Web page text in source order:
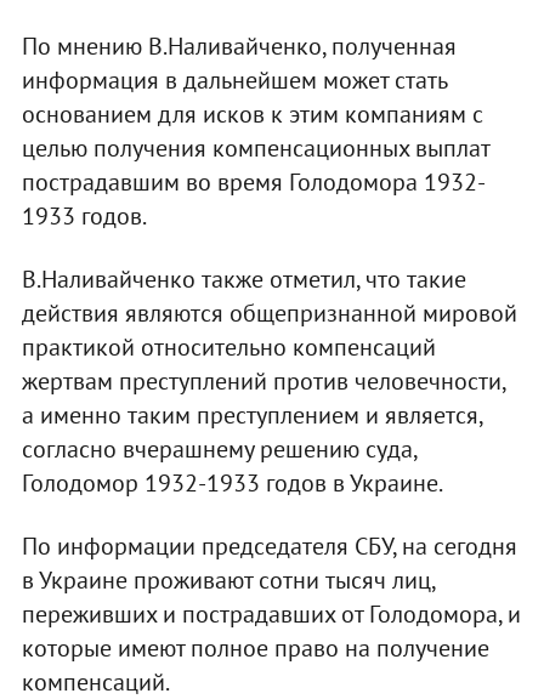
По мнению В.Наливайченко, полученная
информация в дальнейшем может стать
основанием для исков к этим компаниям с
целью получения компенсационных выплат
пострадавшим во время Голодомора 1932-
1933 годов.
В.Наливайченко также отметил, что такие
действия являются общепризнанной мировой
практикой относительно компенсаций
жертвам преступлений против человечности,
а именно таким преступлением и является,
согласно вчерашнему решению суда,
Голодомор 1932-1933 годов в Украине.
По информации председателя СБУ, на сегодня
в Украине проживают сотни тысяч лиц,
переживших и пострадавших от Голодомора, и
которые имеют полное право на получение
компенсаций.